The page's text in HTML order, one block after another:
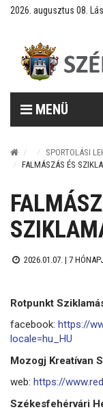
2026. augusztus 08.
MENÜ
SPORTOLÁSI
FALMÁSZÁS ÉS
2026.01.07. | 7
Rotpunkt
facebook: https://
locale=hu_HU
Mozogj Kreatívan
web: https://
Székesfehérvári